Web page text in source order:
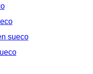
sueco